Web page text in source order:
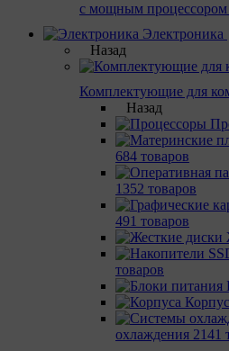
с мощным процессором
Электроника
Назад
Комплектующие для
Назад
684 товаров
1352 товаров
491 товаров
товаров
охлаждения 2141